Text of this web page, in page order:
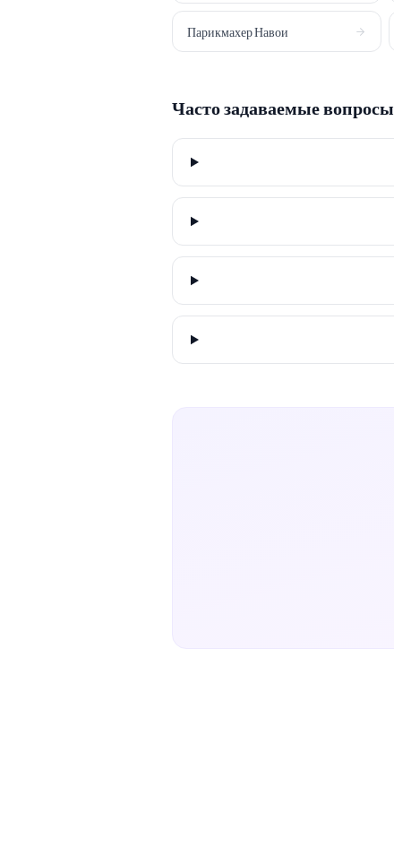
ПарикмахерНавои
Часто задаваемые вопросы